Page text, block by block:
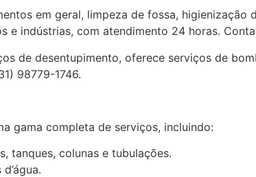
em geral, limpeza de fossa, higienização
e indústrias, com atendimento 24 horas.
de desentupimento, oferece serviços de
98779-1746.
gama completa de serviços, incluindo:
tanques, colunas e tubulações.